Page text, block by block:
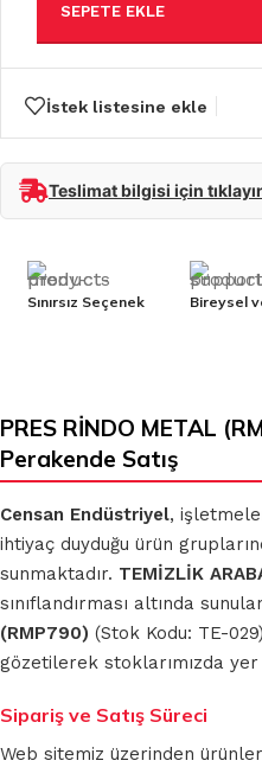
SEPETE EKLE
İstek listesine ekle
Teslimat bilgisi için
Sınırsız Seçenek Bireysel
PRES RİNDO METAL
Perakende Satış
Censan Endüstriyel,
ihtiyaç duyduğu ürün
sunmaktadır. TEMİZLİK
sınıflandırması altında
(RMP790) (Stok Kodu: TE-
gözetilerek stoklarımızda
Sipariş ve Satış Süreci
Web sitemiz üzerinden